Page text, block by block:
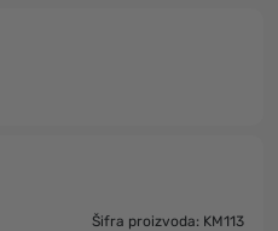
Šifra proizvoda: KM113